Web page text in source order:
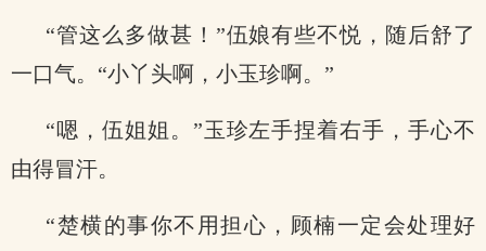
“管这么多做甚！”伍娘有些不悦，随后舒了
一口气。“小丫头啊，小玉珍啊。”
“嗯，伍姐姐。”玉珍左手捏着右手，手心不
由得冒汗。
“楚横的事你不用担心，顾楠一定会处理好